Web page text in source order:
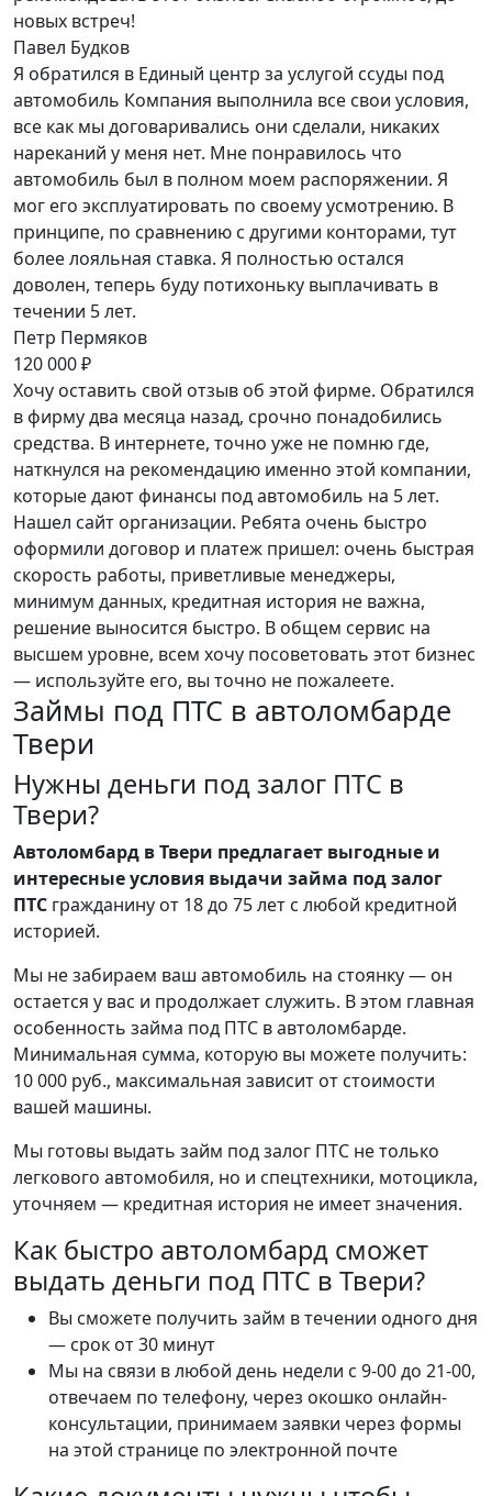
новых встреч!
Павел Будков
Я обратился в Единый центр за услугой ссуды под
автомобиль Компания выполнила все свои условия,
все как мы договаривались они сделали, никаких
нареканий у меня нет. Мне понравилось что
автомобиль был в полном моем распоряжении. Я
мог его эксплуатировать по своему усмотрению. В
принципе, по сравнению с другими конторами, тут
более лояльная ставка. Я полностью остался
доволен, теперь буду потихоньку выплачивать в
течении 5 лет.
Петр Пермяков
120 000 ₽
Хочу оставить свой отзыв об этой фирме. Обратился
в фирму два месяца назад, срочно понадобились
средства. В интернете, точно уже не помню где,
наткнулся на рекомендацию именно этой компании,
которые дают финансы под автомобиль на 5 лет.
Нашел сайт организации. Ребята очень быстро
оформили договор и платеж пришел: очень быстрая
скорость работы, приветливые менеджеры,
минимум данных, кредитная история не важна,
решение выносится быстро. В общем сервис на
высшем уровне, всем хочу посоветовать этот бизнес
— используйте его, вы точно не пожалеете.
Займы под ПТС в автоломбарде
Твери
Нужны деньги под залог ПТС в
Твери?
Автоломбард в Твери предлагает выгодные и
интересные условия выдачи займа под залог
ПТС гражданину от 18 до 75 лет с любой кредитной
историей.
Мы не забираем ваш автомобиль на стоянку — он
остается у вас и продолжает служить. В этом главная
особенность займа под ПТС в автоломбарде.
Минимальная сумма, которую вы можете получить:
10 000 руб., максимальная зависит от стоимости
вашей машины.
Мы готовы выдать займ под залог ПТС не только
легкового автомобиля, но и спецтехники, мотоцикла,
уточняем — кредитная история не имеет значения.
Как быстро автоломбард сможет
выдать деньги под ПТС в Твери?
Вы сможете получить займ в течении одного дня
— срок от 30 минут
Мы на связи в любой день недели с 9-00 до 21-00,
отвечаем по телефону, через окошко онлайн-
консультации, принимаем заявки через формы
на этой странице по электронной почте